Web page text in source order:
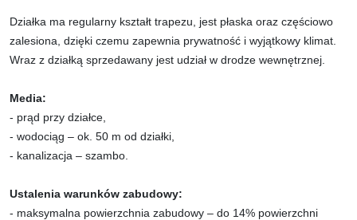
Działka ma regularny kształt trapezu, jest płaska oraz częściowo
zalesiona, dzięki czemu zapewnia prywatność i wyjątkowy klimat.
Wraz z działką sprzedawany jest udział w drodze wewnętrznej.
Media:
- prąd przy działce,
- wodociąg – ok. 50 m od działki,
- kanalizacja – szambo.
Ustalenia warunków zabudowy:
- maksymalna powierzchnia zabudowy – do 14% powierzchni